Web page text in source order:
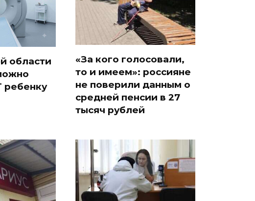
области
ребенку
«За кого голосовали,
то и имеем»: россияне
не поверили данным о
средней пенсии в 27
тысяч рублей